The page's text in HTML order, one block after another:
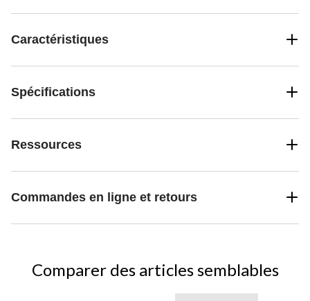
Caractéristiques
Spécifications
Ressources
Commandes en ligne et retours
Comparer des articles semblables